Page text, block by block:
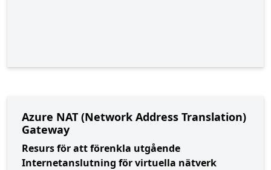
Azure NAT (Network Address Translation)
Gateway
Resurs för att förenkla utgående
Internetanslutning för virtuella nätverk